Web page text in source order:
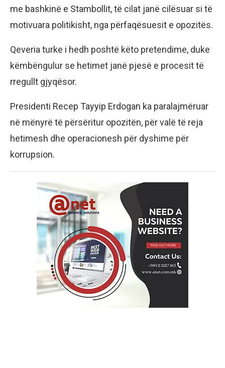
me bashkinë e Stambollit, të cilat janë cilësuar si të
motivuara politikisht, nga përfaqësuesit e opozitës.
Qeveria turke i hedh poshtë këto pretendime, duke
këmbëngulur se hetimet janë pjesë e procesit të
rregullt gjyqësor.
Presidenti Recep Tayyip Erdogan ka paralajmëruar
në mënyrë të përsëritur opozitën, për valë të reja
hetimesh dhe operacionesh për dyshime për
korrupsion.